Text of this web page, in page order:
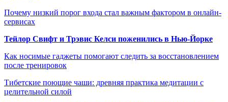
Почему низкий порог входа стал важным фактором в онлайн-
сервисах
Тейлор Свифт и Трэвис Келси поженились в Нью-Йорке
Как носимые гаджеты помогают следить за восстановлением
после тренировок
Тибетские поющие чаши: древняя практика медитации с
целительной силой